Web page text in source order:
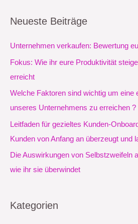
h
e
:
Neueste Beiträge
Unternehmen verkaufen: Bewertung
Fokus: Wie ihr eure Produktivität
erreicht
Welche Faktoren sind wichtig um eine
unseres Unternehmens zu erreichen ?
Leitfaden für gezieltes Kunden-
Kunden von Anfang an überzeugt und
Die Auswirkungen von Selbstzweifeln
wie ihr sie überwindet
Kategorien